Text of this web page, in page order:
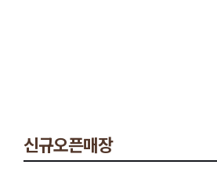
신규오픈매장